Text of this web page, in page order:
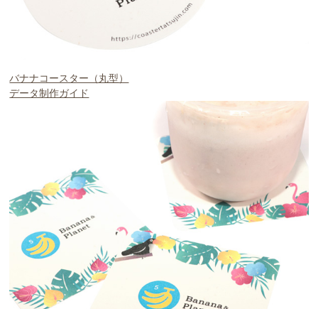
バナナコースター（丸型）
データ制作ガイド